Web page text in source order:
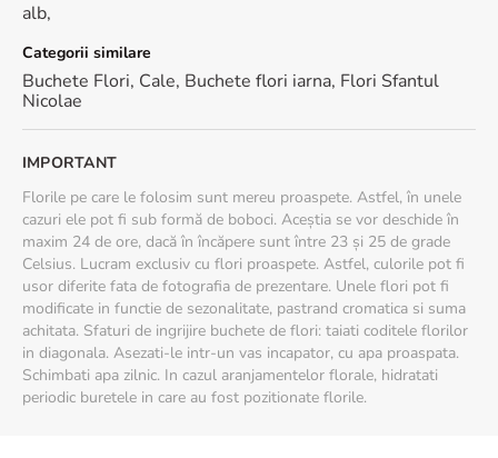
alb,
Categorii similare
Buchete Flori, Cale, Buchete flori iarna, Flori Sfantul
Nicolae
IMPORTANT
Florile pe care le folosim sunt mereu proaspete. Astfel, în unele
cazuri ele pot fi sub formă de boboci. Aceștia se vor deschide în
maxim 24 de ore, dacă în încăpere sunt între 23 și 25 de grade
Celsius. Lucram exclusiv cu flori proaspete. Astfel, culorile pot fi
usor diferite fata de fotografia de prezentare. Unele flori pot fi
modificate in functie de sezonalitate, pastrand cromatica si suma
achitata. Sfaturi de ingrijire buchete de flori: taiati coditele florilor
in diagonala. Asezati-le intr-un vas incapator, cu apa proaspata.
Schimbati apa zilnic. In cazul aranjamentelor florale, hidratati
periodic buretele in care au fost pozitionate florile.